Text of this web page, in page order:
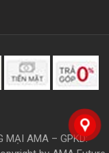
MẠI AMA – GPKD: